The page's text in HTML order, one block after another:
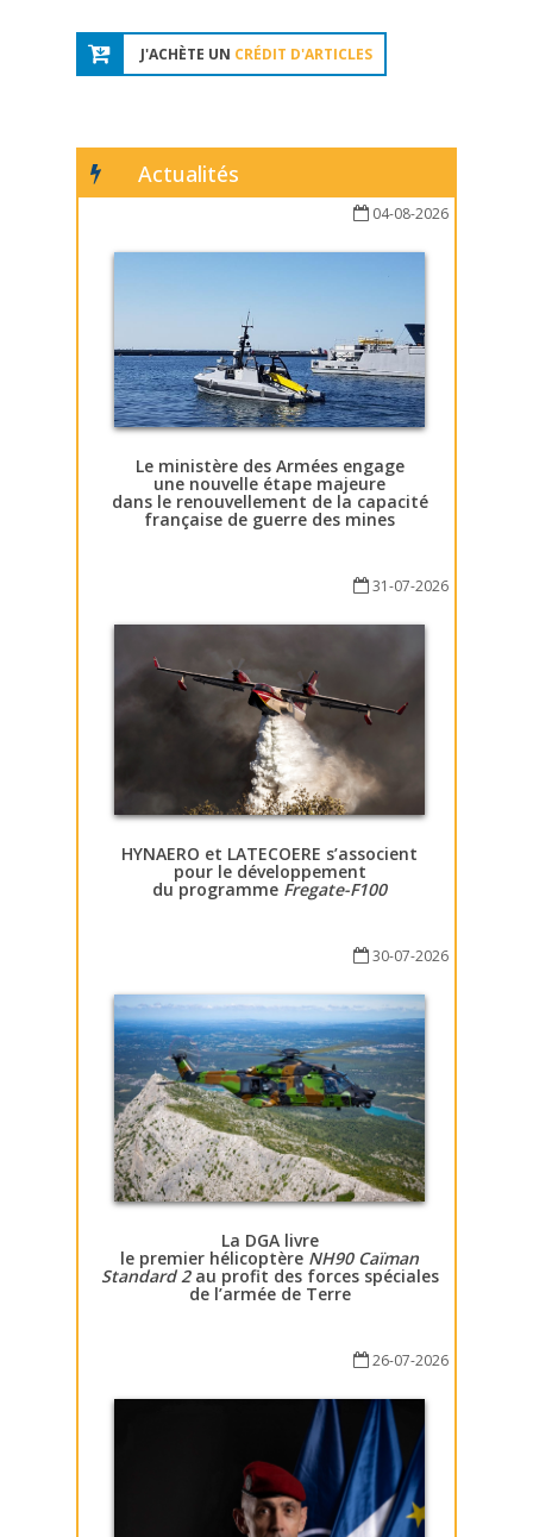
J'ACHÈTE UN CRÉDIT D'ARTICLES
Actualités
04-08-2026
Le ministère des Armées engage
une nouvelle étape majeure
dans le renouvellement de la capacité
française de guerre des mines
31-07-2026
HYNAERO et LATECOERE s’associent
pour le développement
du programme Fregate-F100
30-07-2026
La DGA livre
le premier hélicoptère NH90 Caïman
Standard 2au profit des forces spéciales
de l’armée de Terre
26-07-2026